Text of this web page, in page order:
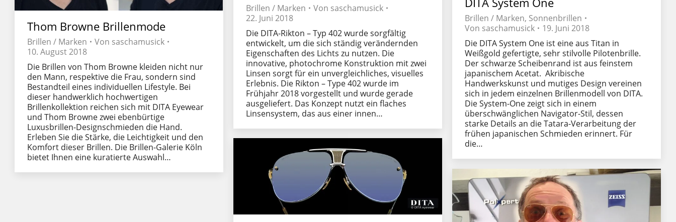
Thom Browne Brillenmode
Brillen / Marken Von saschamusick
10. August 2018
Die Brillen von Thom Browne kleiden nicht nur
den Mann, respektive die Frau, sondern sind
Bestandteil eines individuellen Lifestyle. Bei
dieser handwerklich hochwertigen
Brillenkollektion reichen sich mit DITA Eyewear
und Thom Browne zwei ebenbürtige
Luxusbrillen-Designschmieden die Hand.
Erleben Sie die Stärke, die Leichtigkeit und den
Komfort dieser Brillen. Die Brillen-Galerie Köln
bietet Ihnen eine kuratierte Auswahl…
Brillen / Marken Von saschamusick
22. Juni 2018
Die DITA-Rikton – Typ 402 wurde sorgfältig
entwickelt, um die sich ständig verändernden
Eigenschaften des Lichts zu nutzen. Die
innovative, photochrome Konstruktion mit zwei
Linsen sorgt für ein unvergleichliches, visuelles
Erlebnis. Die Rikton – Type 402 wurde im
Frühjahr 2018 vorgestellt und wurde gerade
ausgeliefert. Das Konzept nutzt ein flaches
Linsensystem, das aus einer innen…
Brillen / Marken, Sonnenbrillen
Von saschamusick
19. Juni 2018
Die DITA System One ist eine aus Titan in
Weißgold gefertigte, sehr stilvolle Pilotenbrille.
Der schwarze Scheibenrand ist aus feinstem
japanischem Acetat. Akribische
Handwerkskunst und mutiges Design vereinen
sich in jedem einzelnen Brillenmodell von DITA.
Die System-One zeigt sich in einem
überschwänglichen Navigator-Stil, dessen
starke Details an die Tatara-Verarbeitung der
frühen japanischen Schmieden erinnert. Für
die…